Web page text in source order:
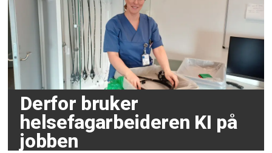
Derfor bruker
helsefagarbeideren KI på
jobben